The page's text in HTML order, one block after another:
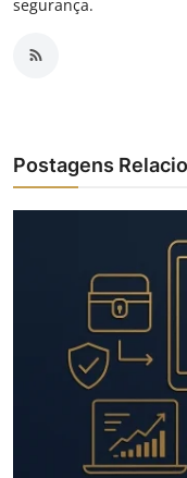
segurança.
Postagens